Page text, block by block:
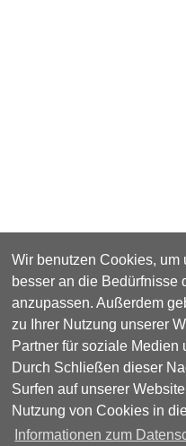
Wir benutzen Cookies, um
besser an die Bedürfnisse
anzupassen. Außerdem
zu Ihrer Nutzung unserer
Partner für soziale Medien
Durch Schließen dieser
Surfen auf unserer
Nutzung von Cookies in
Informationen zum